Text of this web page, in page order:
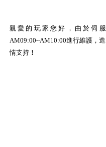
親愛的玩家您好，由於伺
AM09:00~AM10:00進行維護，
情支持！